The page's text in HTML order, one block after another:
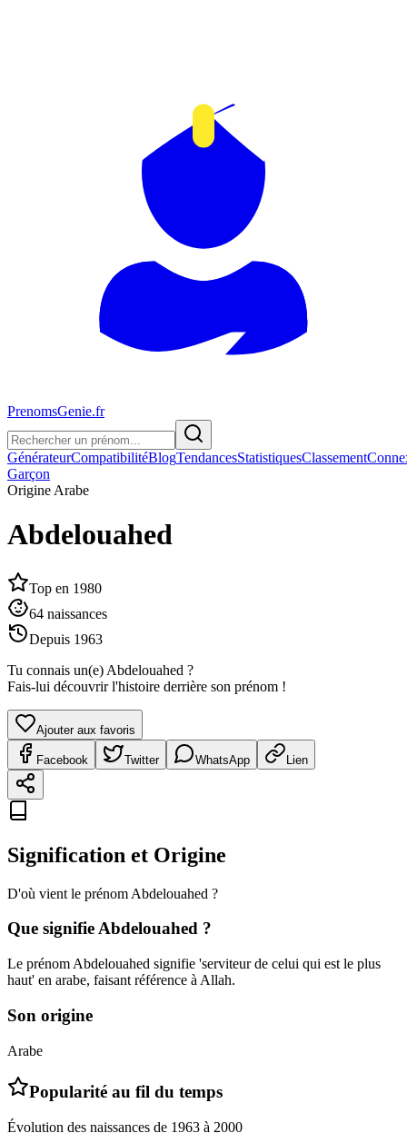
PrenomsGenie.fr
GénérateurCompatibilitéBlogTendancesStatistiquesClassement
Garçon
Origine Arabe
Abdelouahed
Top en 1980
64 naissances
Depuis 1963
Tu connais un(e) Abdelouahed ?
Fais-lui découvrir l'histoire derrière son prénom !
Ajouter aux favoris
Facebook Twitter WhatsApp Lien
Signification et Origine
D'où vient le prénom Abdelouahed ?
Que signifieAbdelouahed ?
Le prénom Abdelouahed signifie 'serviteur de celui qui est le plus
haut' en arabe, faisant référence à Allah.
Son origine
Arabe
Popularité au fil du temps
Évolution des naissances de 1963 à 2000